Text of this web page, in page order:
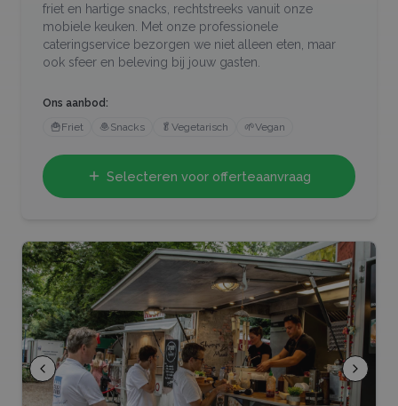
friet en hartige snacks, rechtstreeks vanuit onze
mobiele keuken. Met onze professionele
cateringservice bezorgen we niet alleen eten, maar
ook sfeer en beleving bij jouw gasten.
Ons aanbod:
🍟Friet 🧆Snacks 🥬 Vegetarisch 🌱Vegan
Selecteren voor offerteaanvraag